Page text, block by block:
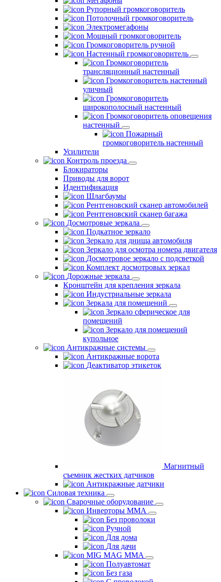
Рупорный громкоговоритель
Потолочный громкоговоритель
Электромегафоны
Мощный громкоговоритель
Громкоговоритель ручной
Настенный громкоговоритель
Громкоговоритель
трансляционный настенный
Громкоговоритель настенный
уличный
Громкоговоритель
широкополосный настенный
Громкоговоритель оповещения
настенный
Пожарный
громкоговоритель настенный
Усилители
Контроль проезда
Блокираторы
Приводы для ворот
Идентификация
Шлагбаумы
Рентгеновский сканер автомобилей
Рентгеновский сканер багажа
Досмотровые зеркала
Подкатное зеркало
Зеркало для днища автомобиля
Зеркало для осмотра номера двигателя
Досмотровое зеркало с подсветкой
Комплект досмотровых зеркал
Дорожные зеркала
Кронштейн для крепления зеркала
Индустриальные зеркала
Зеркала для помещений
Зеркало сферическое для
помещений
Зеркало для помещений
купольное
Антикражные системы
Антикражные ворота
Деактиватор этикеток
Магнитный
съемник жестких датчиков
Антикражные датчики
Силовая техника
Сварочные оборудование
Инверторы ММА
Без проволоки
Ручной
Для дома
Для дачи
MIG MAG MMA
Полуавтомат
Без газа